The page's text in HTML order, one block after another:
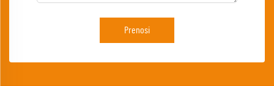
Prenosi